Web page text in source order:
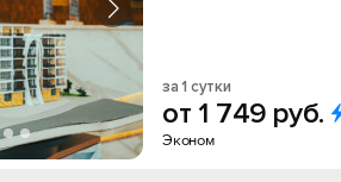
за 1 сутки
от 1 749 руб.
Эконом